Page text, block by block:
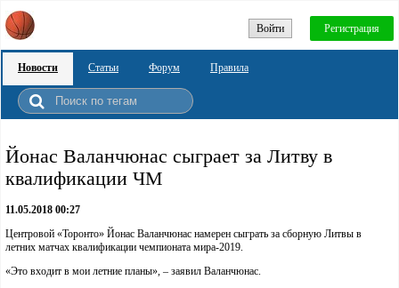
Войти Регистрация
Новости Статьи Форум Правила
Йонас Валанчюнас сыграет за Литву в
квалификации ЧМ
11.05.2018 00:27
Центровой «Торонто» Йонас Валанчюнас намерен сыграть за сборную Литвы в
летних матчах квалификации чемпионата мира-2019.
«Это входит в мои летние планы», – заявил Валанчюнас.